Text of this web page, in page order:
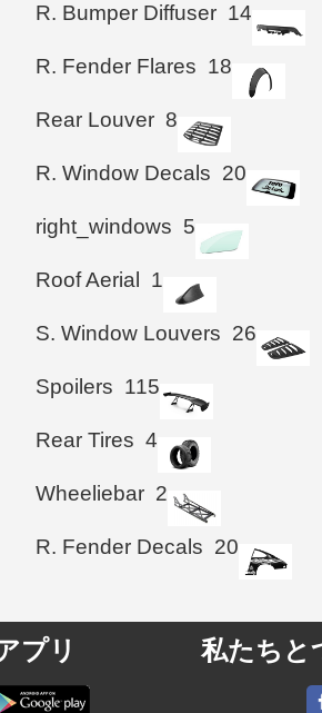
R. Bumper Diffuser 14
R. Fender Flares 18
Rear Louver 8
R. Window Decals 20
right_windows 5
Roof Aerial 1
S. Window Louvers 26
Spoilers 115
Rear Tires 4
Wheeliebar 2
R. Fender Decals 20
プリ 私たちと